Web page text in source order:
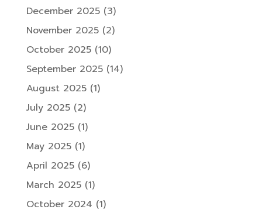
December 2025(3)
November 2025(2)
October 2025(10)
September 2025(14)
August 2025(1)
July 2025(2)
June 2025(1)
May 2025(1)
April 2025(6)
March 2025(1)
October 2024 (1)